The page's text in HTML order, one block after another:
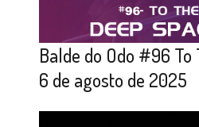
Balde do Odo #96 To
6 de agosto de 2025